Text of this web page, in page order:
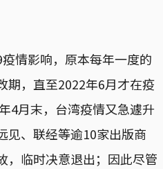
情影响，原本每年一度的
期，直至2022年6月才在疫
4月末，台湾疫情又急遽升
见、联经等逾10家出版商
，临时决意退出；因此尽管